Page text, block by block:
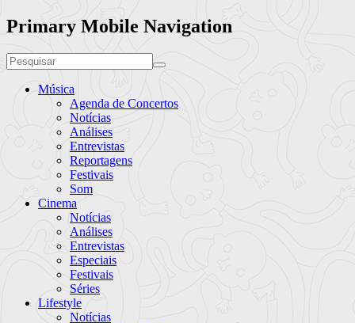
Primary Mobile Navigation
Música
Agenda de Concertos
Notícias
Análises
Entrevistas
Reportagens
Festivais
Som
Cinema
Notícias
Análises
Entrevistas
Especiais
Festivais
Séries
Lifestyle
Notícias